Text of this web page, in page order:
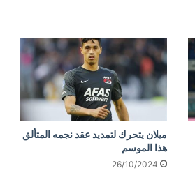
ميلان يتحرك لتمديد عقد نجمه المتألق
هذا الموسم
26/10/2024